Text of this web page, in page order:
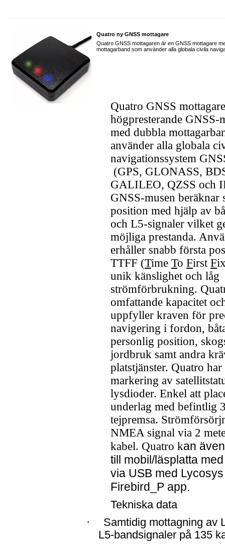
Quatro ny GNSS mottagare
Quatro GNSS mottagaren är en GNSS mottagare
mottagarband som använder alla globala civila
Quatro GNSS
högpresterande GNSS-
med dubbla
använder alla globala
navigationssystem
(GPS, GLONASS,
GALILEO, QZSS och
GNSS-musen beräknar
position med hjälp av
och L5-signaler vilket
möjliga prestanda.
erhåller snabb första
TTFF (Time To First F
unik känslighet och låg
strömförbrukning.
omfattande kapacitet
uppfyller kraven för
navigering i fordon,
personlig position,
jordbruk samt andra
platstjänster. Quatro
markering av
lysdioder. Enkel att
underlag med befintlig
tejpremsa.
NMEA signal via 2
kabel. Quatro kan
till mobil/läsplatta
via USB med Lycosys
Firebird_P app.
Tekniska data
·
Samtidig mottagning av
L5-bandsignaler på 135